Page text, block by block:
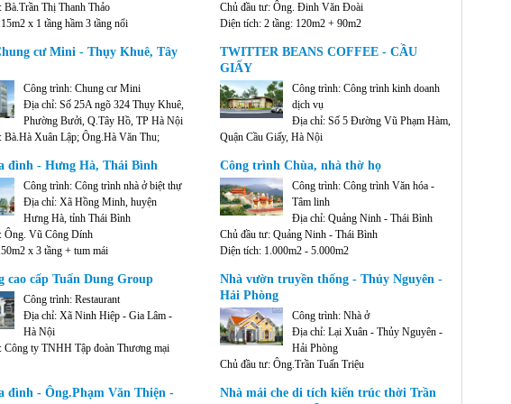
Bà.Trần Thị Thanh Thảo
x 1 tầng hầm 3 tầng nổi
Chủ đầu tư: Ông. Đinh Văn Đoài
Diện tích: 2 tầng: 120m2 + 90m2
cư Mini - Thụy Khuê, Tây
Công trình: Chung cư Mini
Địa chỉ: Số 25A ngõ 324 Thụy Khuê,
Phường Bưởi, Q.Tây Hồ, TP Hà Nội
Bà.Hà Xuân Lập; Ông.Hà Văn Thu;
x 7 tầng
TWITTER BEANS COFFEE - CẦU
GIẤY
Công trình: Công trình kinh doanh
dịch vụ
Địa chỉ: Số 5 Đường Vũ Phạm Hàm,
Quận Cầu Giấy, Hà Nội
chuyện
Diện tích: 200 m2
đình - Hưng Hà, Thái Bình
Công trình: Công trình nhà ở biệt thự
Địa chỉ: Xã Hồng Minh, huyện
Hưng Hà, tỉnh Thái Bình
Ông. Vũ Công Dính
x 3 tầng + tum mái
Công trình Chùa, nhà thờ họ
Công trình: Công trình Văn hóa -
Tâm linh
Địa chỉ: Quảng Ninh - Thái Bình
Chủ đầu tư: Quảng Ninh - Thái Bình
Diện tích: 1.000m2 - 5.000m2
cao cấp Tuấn Dung Group
Công trình: Restaurant
Địa chỉ: Xã Ninh Hiệp - Gia Lâm -
Hà Nội
Công ty TNHH Tập đoàn Thương mại
dựng: 4.500 m2
Nhà vườn truyền thống - Thủy Nguyên -
Hải Phòng
Công trình: Nhà ở
Địa chỉ: Lại Xuân - Thủy Nguyên -
Hải Phòng
Chủ đầu tư: Ông.Trần Tuấn Triệu
đình - Ông.Phạm Văn Thiện -
Nhà mái che di tích kiến trúc thời Trần